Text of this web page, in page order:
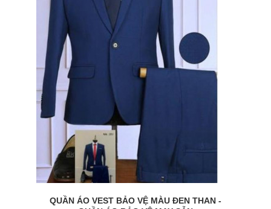
QUẦN ÁO VEST BẢO VỆ MÀU ĐEN THAN -